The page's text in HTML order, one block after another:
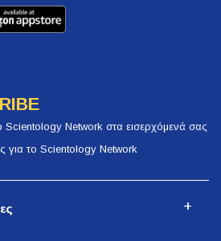
Scientology Network στα εισερχόμενά σας
για το Scientology Network